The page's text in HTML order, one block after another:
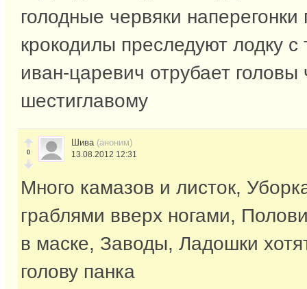
голодные червяки наперегонки
крокодилы преследуют лодку с
иван-царевич отрубает головы
шестиглавому
0
Шива (аноним)
13.08.2012 12:31
Много камазов и листок,
граблями вверх ногами,
в маске, Заводы, Ладошки
голову панка